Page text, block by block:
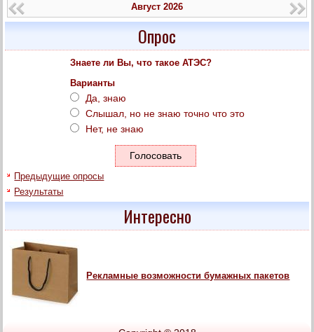
Август 2026
Опрос
Знаете ли Вы, что такое АТЭС?
Варианты
Да, знаю
Слышал, но не знаю точно что это
Нет, не знаю
Предыдущие опросы
Результаты
Интересно
Рекламные возможности бумажных пакетов